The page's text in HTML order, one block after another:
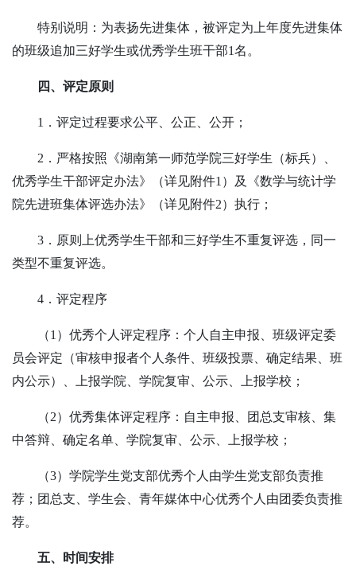
特别说明：为表扬先进集体，被评定为上年度先进集体
的班级追加三好学生或优秀学生班干部1名。
四、评定原则
1．评定过程要求公平、公正、公开；
2．严格按照《湖南第一师范学院三好学生（标兵）、
优秀学生干部评定办法》（详见附件1）及《数学与统计学
院先进班集体评选办法》（详见附件2）执行；
3．原则上优秀学生干部和三好学生不重复评选，同一
类型不重复评选。
4．评定程序
（1）优秀个人评定程序：个人自主申报、班级评定委
员会评定（审核申报者个人条件、班级投票、确定结果、班
内公示）、上报学院、学院复审、公示、上报学校；
（2）优秀集体评定程序：自主申报、团总支审核、集
中答辩、确定名单、学院复审、公示、上报学校；
（3）学院学生党支部优秀个人由学生党支部负责推
荐；团总支、学生会、青年媒体中心优秀个人由团委负责推
荐。
五、时间安排